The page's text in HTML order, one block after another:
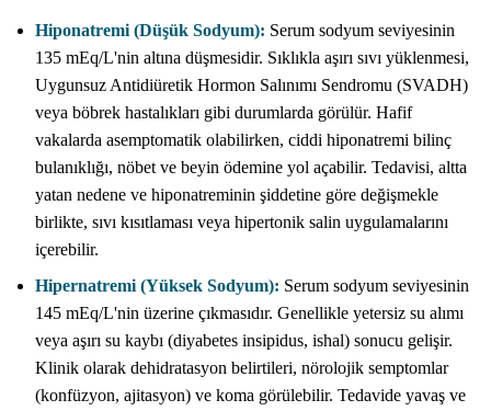
Hiponatremi (Düşük Sodyum): Serum sodyum seviyesinin
135 mEq/L'nin altına düşmesidir. Sıklıkla aşırı sıvı yüklenmesi,
Uygunsuz Antidiüretik Hormon Salınımı Sendromu (SVADH)
veya böbrek hastalıkları gibi durumlarda görülür. Hafif
vakalarda asemptomatik olabilirken, ciddi hiponatremi bilinç
bulanıklığı, nöbet ve beyin ödemine yol açabilir. Tedavisi, altta
yatan nedene ve hiponatreminin şiddetine göre değişmekle
birlikte, sıvı kısıtlaması veya hipertonik salin uygulamalarını
içerebilir.
Hipernatremi (Yüksek Sodyum): Serum sodyum seviyesinin
145 mEq/L'nin üzerine çıkmasıdır. Genellikle yetersiz su alımı
veya aşırı su kaybı (diyabetes insipidus, ishal) sonucu gelişir.
Klinik olarak dehidratasyon belirtileri, nörolojik semptomlar
(konfüzyon, ajitasyon) ve koma görülebilir. Tedavide yavaş ve